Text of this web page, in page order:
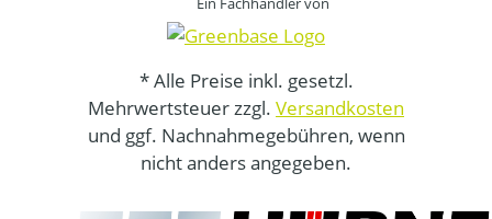
* Alle Preise inkl. gesetzl.
Mehrwertsteuer zzgl. Versandkosten
und ggf. Nachnahmegebühren, wenn
nicht anders angegeben.